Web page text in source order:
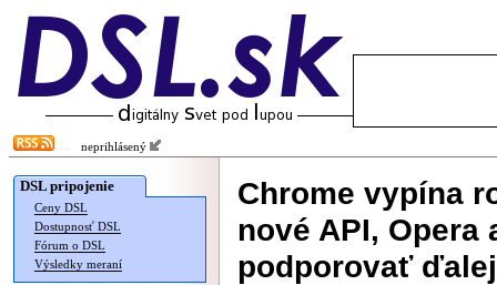
neprihlásený
DSL pripojenie
Ceny DSL
Dostupnosť DSL
Fórum o DSL
Výsledky meraní
Chrome vypína
nové API, Opera
podporovať ďalej